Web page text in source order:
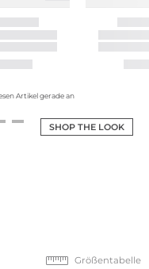
SHOP THE LOOK
Artikel gerade an
Größentabelle